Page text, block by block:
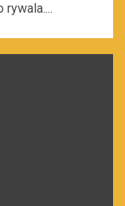
rywala....